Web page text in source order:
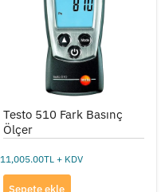
Testo 510 Fark Basınç
Ölçer
11,005.00TL + KDV
Sepete ekle